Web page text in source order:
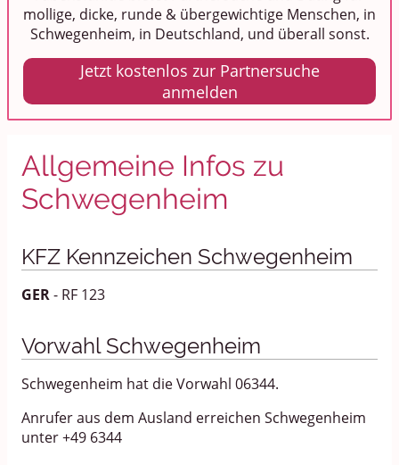
mollige, dicke, runde & übergewichtige Menschen, in
Schwegenheim, in Deutschland, und überall sonst.
Jetzt kostenlos zur Partnersuche
anmelden
Allgemeine Infos zu
Schwegenheim
KFZ Kennzeichen Schwegenheim
GER- RF 123
Vorwahl Schwegenheim
Schwegenheim hat die Vorwahl 06344.
Anrufer aus dem Ausland erreichen Schwegenheim
unter +49 6344